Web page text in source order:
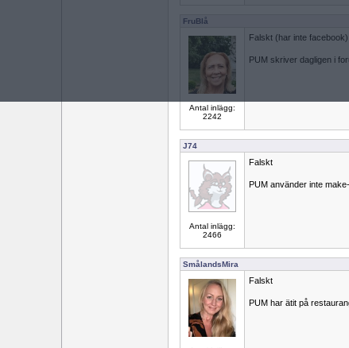
FruBlå
Antal inlägg:
2242
Falskt (har inte facebook)
PUM skriver dagligen i
J74
Antal inlägg:
2466
Falskt
PUM använder inte
SmålandsMira
Falskt
PUM har ätit på